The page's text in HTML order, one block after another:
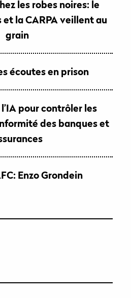
les robes noires: le
et la CARPA veillent au
grain
écoutes en prison
l’IA pour contrôler les
des banques et
Enzo Grondein